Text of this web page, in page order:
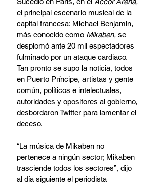
el principal escenario musical de la
capital francesa: Michael Benjamin,
más conocido como Mikaben, se
desplomó ante 20 mil espectadores
fulminado por un ataque cardiaco.
Tan pronto se supo la noticia, todos
en Puerto Príncipe, artistas y gente
común, políticos e intelectuales,
autoridades y opositores al gobierno,
desbordaron Twitter para lamentar el
deceso.
“La música de Mikaben no
pertenece a ningún sector; Mikaben
trasciende todos los sectores”, dijo
al día siguiente el periodista